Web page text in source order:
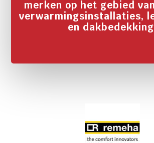
merken op het gebied
verwarmingsinstallaties,
en